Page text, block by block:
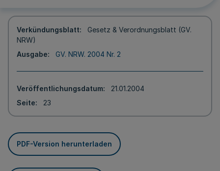
Verkündungsblatt
Gesetz & Verordnungsblatt (GV.
NRW)
Ausgabe
GV. NRW. 2004 Nr. 2
Veröffentlichungsdatum
21.01.2004
Seite
23
PDF-Version herunterladen